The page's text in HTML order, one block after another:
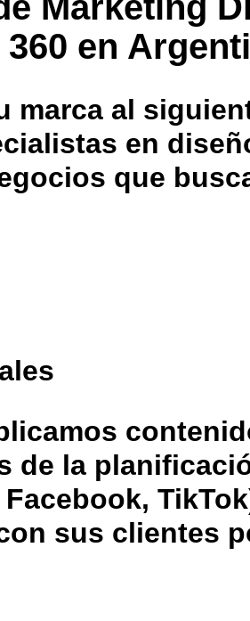
en
marca al
en
que
de la
sus clientes